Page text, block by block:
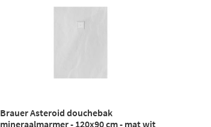
Brauer Asteroid douchebak
mineraalmarmer - 120x90 cm - mat wit